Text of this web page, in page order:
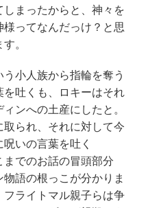
まったからと、神々を
ってなんだっけ？と思
。
小人族から指輪を奪う
を吐くも、ロキーはそれ
ンへの土産にしたと。
取られ、それに対して今
いの言葉を吐く
でのお話の冒頭部分
語の根っこが分かりま
フライトマル親子らは争